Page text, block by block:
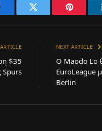
Twitter Pinterest
$35
Spurs
NEXT ARTICLE
Ο Maodo Lo
EuroLeague
Berlin